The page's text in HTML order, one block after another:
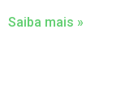
Saiba mais »